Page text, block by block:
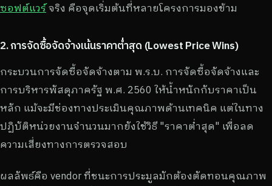
ซอฟต์แวร์จริง คือจุดเริ่มต้นที่หลายโครงการมองข้าม
2. การจัดซื้อจัดจ้างเน้นราคาต่ำสุด (Lowest Price Wins)
กระบวนการจัดซื้อจัดจ้างตาม พ.ร.บ. การจัดซื้อจัดจ้างและ
การบริหารพัสดุภาครัฐ พ.ศ. 2560 ให้น้ำหนักกับราคาเป็น
หลัก แม้จะมีช่องทางประเมินคุณภาพด้านเทคนิค แต่ในทาง
ปฏิบัติหน่วยงานจำนวนมากยังใช้วิธี "ราคาต่ำสุด" เพื่อลด
ความเสี่ยงทางการตรวจสอบ
ผลลัพธ์คือ vendor ที่ชนะการประมูลมักต้องตัดทอนคุณภาพ